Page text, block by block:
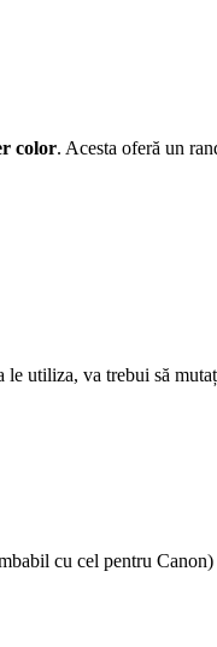
color. Acesta oferă un
le utiliza, va trebui să
cu cel pentru Canon)